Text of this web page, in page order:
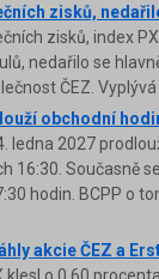
zisků,
zisků, index
nedařilo se
ČEZ.
obchodní
ledna 2027
16:30. Současně
hodin. BCPP o
akcie ČEZ a
o 0,60